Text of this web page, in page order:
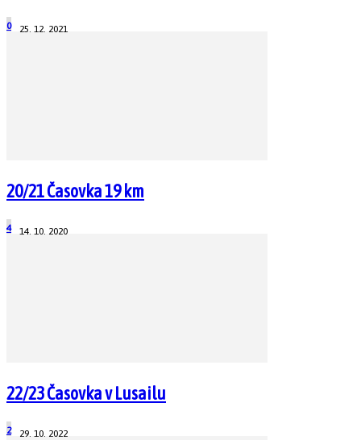
25. 12. 2021
0
20/21 Časovka 19 km
14. 10. 2020
4
22/23 Časovka v Lusailu
29. 10. 2022
2